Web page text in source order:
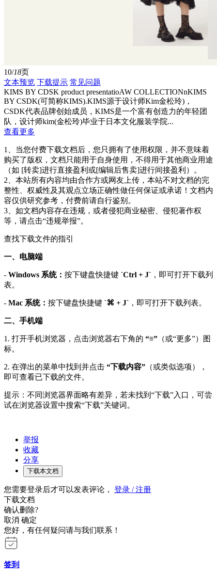
10/18页
文本预览 下载提示 常见问题
KIMS BY CDSK product presentatioAW COLLECTIONnKIMS
BY CSDK(可简称KIMS).KIMS源于设计师Kim金松玲)，
CSDK代表品牌创始成员，KIMS是一个富有创造力的年轻团
队，设计师kim(金松玲)毕业于日本文化服装学院...
查看更多
1、当您付费下载文档后，您只拥有了使用权限，并不意味着
购买了版权，文档只能用于自身使用，不得用于其他商业用途
（如 [转卖]进行直接盈利或[编辑后售卖]进行间接盈利）。
2、本站所有内容均由合作方或网友上传，本站不对文档的完
整性、权威性及其观点立场正确性做任何保证或承诺！文档内
容仅供研究参考，付费前请自行鉴别。
3、如文档内容存在违规，或者侵犯商业秘密、侵犯著作权
等，请点击“违规举报”。
查找下载文件的指引
一、电脑端
- Windows 系统： 按下键盘快捷键 `Ctrl + J` ，即可打开下载列
表。
- Mac 系统： 按下键盘快捷键 `⌘ + J` ，即可打开下载列表。
二、手机端
1. 打开手机浏览器，点击浏览器右下角的 “≡” （或“更多”）图
标。
2. 在弹出的菜单中找到并点击 “下载内容” （或类似选项），
即可查看已下载的文件。
提示：不同浏览器界面略有差异，若未找到“下载”入口，可尝
试在浏览器设置中搜索“下载”关键词。
举报
收藏
分享
下载本文档
您需要登录后才可以发表评论， 登录 / 注册
下载文档
确认删除?
取消 确定
您好，有任何疑问请与我们联系！
签到